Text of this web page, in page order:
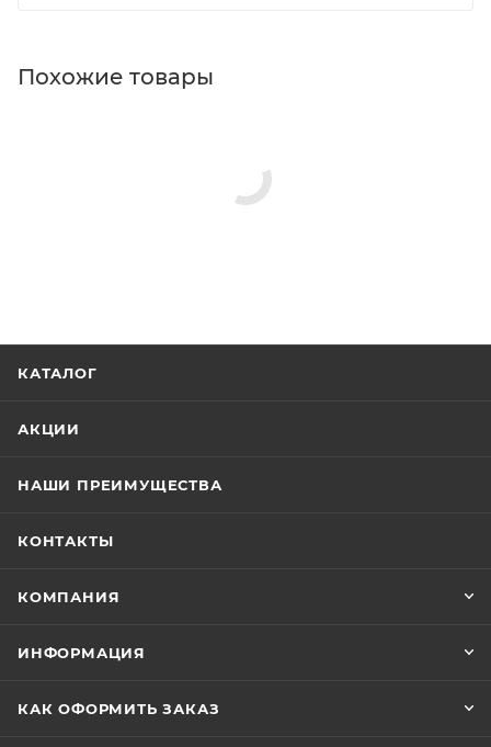
Похожие товары
КАТАЛОГ
АКЦИИ
НАШИ ПРЕИМУЩЕСТВА
КОНТАКТЫ
КОМПАНИЯ
ИНФОРМАЦИЯ
КАК ОФОРМИТЬ ЗАКАЗ